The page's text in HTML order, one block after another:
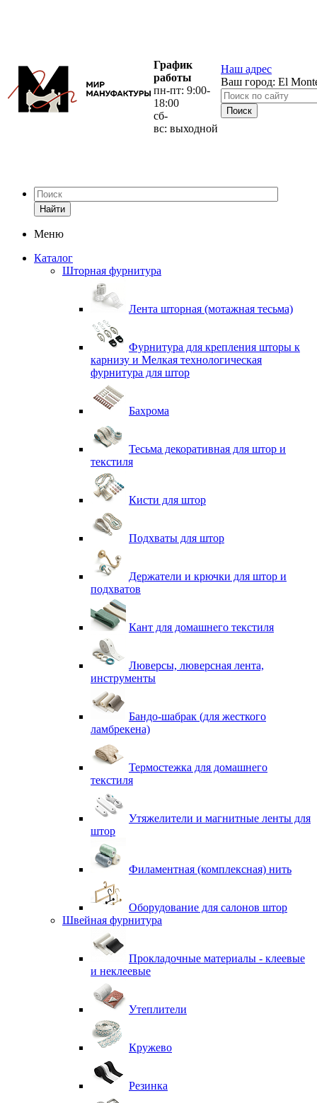
График
работы
пн-пт: 9:00-
18:00
сб-
вс: выходной
Наш адрес
Ваш город: El
Найти
Меню
Каталог
Шторная фурнитура
Лента шторная (мотажная тесьма)
Фурнитура для крепления шторы к
карнизу и Мелкая технологическая
фурнитура для штор
Бахрома
Тесьма декоративная для штор и
текстиля
Кисти для штор
Подхваты для штор
Держатели и крючки для штор и
подхватов
Кант для домашнего текстиля
Люверсы, люверсная лента,
инструменты
Бандо-шабрак (для жесткого
ламбрекена)
Термостежка для домашнего
текстиля
Утяжелители и магнитные ленты для
штор
Филаментная (комплексная) нить
Оборудование для салонов штор
Швейная фурнитура
Прокладочные материалы - клеевые
и неклеевые
Утеплители
Кружево
Резинка